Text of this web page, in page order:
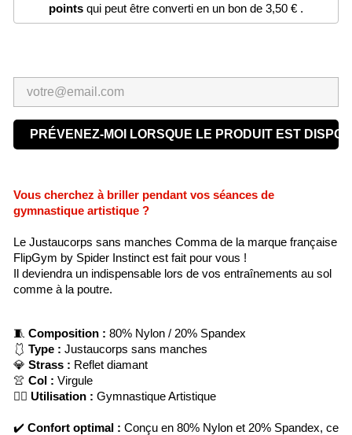
points qui peut être converti en un bon de 3,50 € .
PRÉVENEZ-MOI LORSQUE LE PRODUIT EST
Vous cherchez à briller pendant vos séances de
gymnastique artistique ?
Le Justaucorps sans manches Comma de la marque française
FlipGym by Spider Instinct est fait pour vous !
Il deviendra un indispensable lors de vos entraînements au sol
comme à la poutre.
🧵 Composition : 80% Nylon / 20% Spandex
🩱 Type : Justaucorps sans manches
💎 Strass : Reflet diamant
👚 Col : Virgule
🤸‍♀️ Utilisation : Gymnastique Artistique
✔️ Confort optimal : Conçu en 80% Nylon et 20% Spandex, ce